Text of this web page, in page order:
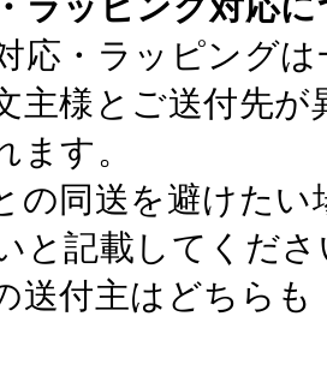
応・ラッピング
主様とご送付先
ます。
の同送を避けた
と記載してくださ
送付主はどちら